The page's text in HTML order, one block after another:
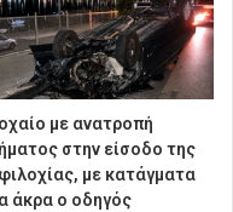
με ανατροπή
στην είσοδο της
με κατάγματα
άκρα ο οδηγός